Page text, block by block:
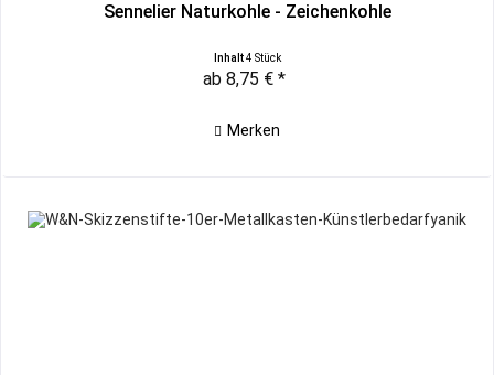
Sennelier Naturkohle - Zeichenkohle
Inhalt4 Stück
ab 8,75 € *
Merken